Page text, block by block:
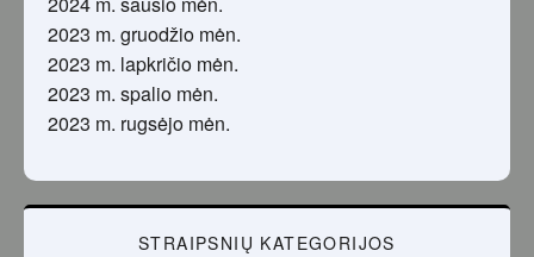
2023 m. gruodžio mėn.
2023 m. lapkričio mėn.
2023 m. spalio mėn.
2023 m. rugsėjo mėn.
STRAIPSNIŲ KATEGORIJOS